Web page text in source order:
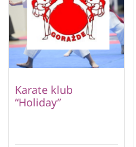
Karate klub
“Holiday”